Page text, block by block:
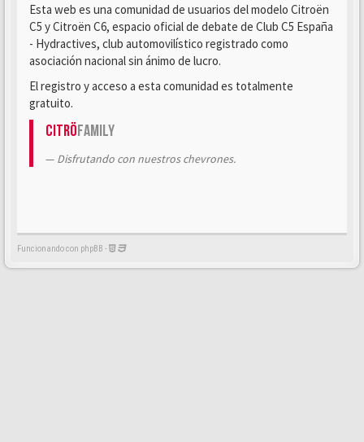
Esta web es una comunidad de usuarios del modelo Citroën
C5 y Citroën C6, espacio oficial de debate de Club C5 España
- Hydractives, club automovilístico registrado como
asociación nacional sin ánimo de lucro.
El registro y acceso a esta comunidad es totalmente
gratuito.
CitröFamily
Disfrutando con nuestros chevrones.
Funcionando con phpBB -